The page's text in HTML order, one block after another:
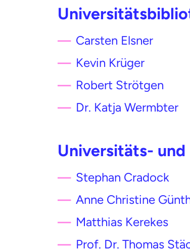
Carsten Elsner
Kevin Krüger
Robert Strötgen
Dr. Katja Wermbter
Universitäts-
Stephan Cradock
Anne Christine
Matthias Kerekes
Prof. Dr. Thomas